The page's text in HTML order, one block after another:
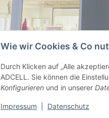
Wie wir Cookies & Co
Durch Klicken auf „Alle
ADCELL. Sie können die
Konfigurieren und in unserer
Impressum Datenschutz